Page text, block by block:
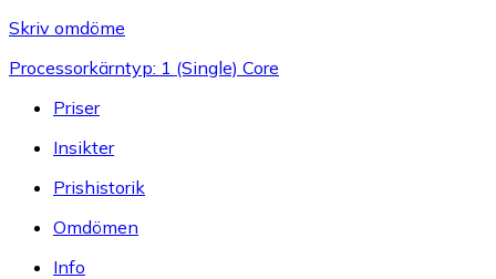
Skriv omdöme
Processorkärntyp: 1 (Single) Core
Priser
Insikter
Prishistorik
Omdömen
Info